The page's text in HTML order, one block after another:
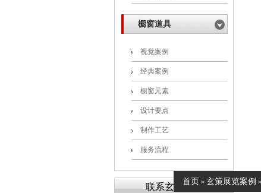
橱窗道具
视觉案例
经典案例
橱窗元素
设计要点
制作工艺
服务流程
联系玄策展览
首页 » 玄策展览案例 »